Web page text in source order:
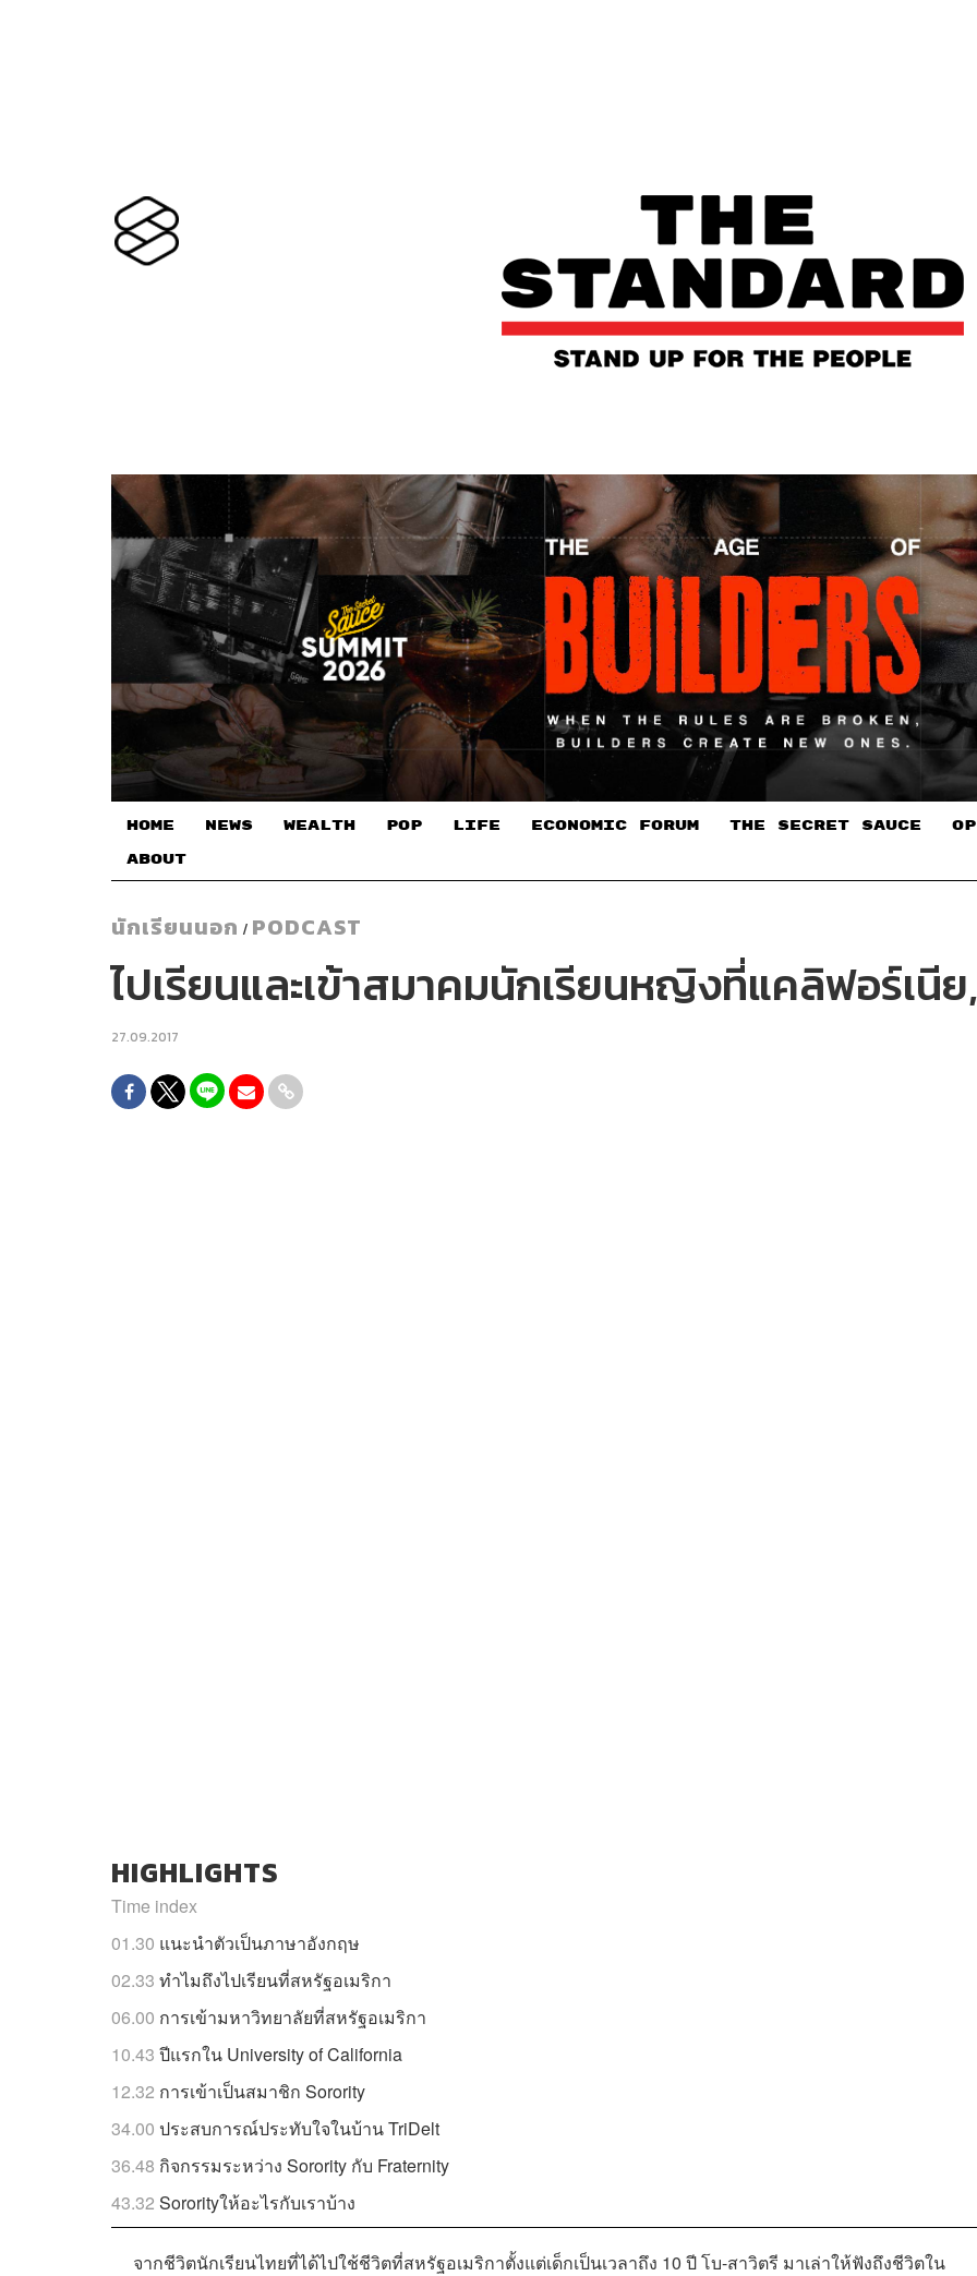
HOME NEWS WEALTH POP LIFE ECONOMIC FORUM THE SECRET SAUCE​
ABOUT
นักเรียนนอก / PODCAST
ไปเรียนและเข้าสมาคมนักเรียนหญิงที่แคลิฟอร์เนี
27.09.2017
HIGHLIGHTS
Time index
01.30 แนะนำตัวเป็นภาษาอังกฤษ
02.33 ทำไมถึงไปเรียนที่สหรัฐอเมริกา
06.00 การเข้ามหาวิทยาลัยที่สหรัฐอเมริกา
10.43 ปีแรกใน University of California
12.32 การเข้าเป็นสมาชิก Sorority
34.00 ประสบการณ์ประทับใจในบ้าน TriDelt
36.48 กิจกรรมระหว่าง Sorority กับ Fraternity
43.32 Sororityให้อะไรกับเราบ้าง
จากชีวิตนักเรียนไทยที่ได้ไปใช้ชีวิตที่สหรัฐอเมริกาตั้งแต่เด็กเป็นเวลาถึง 10 ปี โบ-สาวิตรี มาเล่าให้ฟังถึงชีวิตใน